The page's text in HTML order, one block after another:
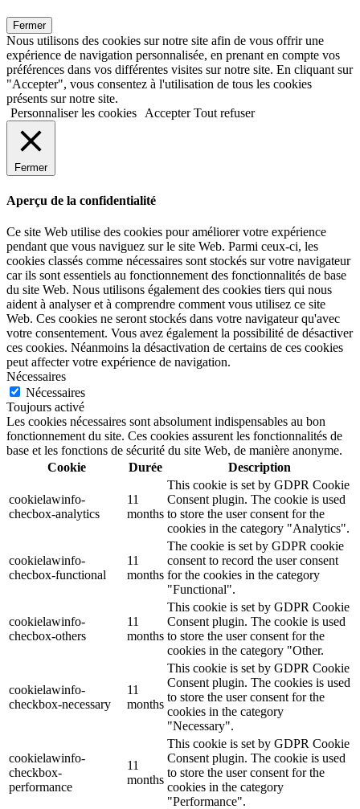
Fermer
Nous utilisons des cookies sur notre site afin de vous offrir une
expérience de navigation personnalisée, en prenant en compte vos
préférences dans vos différentes visites sur notre site. En cliquant sur
"Accepter", vous consentez à l'utilisation de tous les cookies
présents sur notre site.
Personnaliser les cookies Accepter Tout refuser
Fermer
Aperçu de la confidentialité
Ce site Web utilise des cookies pour améliorer votre expérience
pendant que vous naviguez sur le site Web. Parmi ceux-ci, les
cookies classés comme nécessaires sont stockés sur votre navigateur
car ils sont essentiels au fonctionnement des fonctionnalités de base
du site Web. Nous utilisons également des cookies tiers qui nous
aident à analyser et à comprendre comment vous utilisez ce site
Web. Ces cookies ne seront stockés dans votre navigateur qu'avec
votre consentement. Vous avez également la possibilité de désactiver
ces cookies. Néanmoins la désactivation de certains de ces cookies
peut affecter votre expérience de navigation.
Nécessaires
Nécessaires
Toujours activé
Les cookies nécessaires sont absolument indispensables au bon
fonctionnement du site. Ces cookies assurent les fonctionnalités de
base et les fonctions de sécurité du site Web, de manière anonyme.
Cookie
Durée Description
cookielawinfo-
checbox-analytics
11
months
This cookie is set by GDPR Cookie
Consent plugin. The cookie is used
to store the user consent for the
cookies in the category "Analytics".
cookielawinfo-
checbox-functional
11
months
The cookie is set by GDPR cookie
consent to record the user consent
for the cookies in the category
"Functional".
cookielawinfo-
checbox-others
11
months
This cookie is set by GDPR Cookie
Consent plugin. The cookie is used
to store the user consent for the
cookies in the category "Other.
cookielawinfo-
checkbox-necessary
11
months
This cookie is set by GDPR Cookie
Consent plugin. The cookies is used
to store the user consent for the
cookies in the category
"Necessary".
cookielawinfo-
checkbox-
performance
11
months
This cookie is set by GDPR Cookie
Consent plugin. The cookie is used
to store the user consent for the
cookies in the category
"Performance".